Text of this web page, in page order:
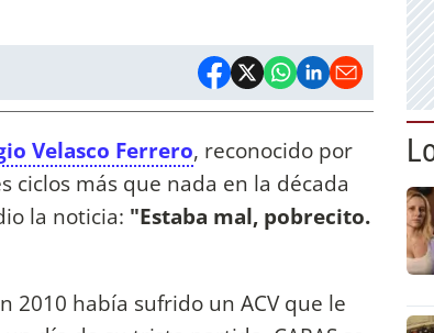
Velasco Ferrero, reconocido por
más que nada en la década
la noticia: "Estaba mal, pobrecito.
2010 había sufrido un ACV que le